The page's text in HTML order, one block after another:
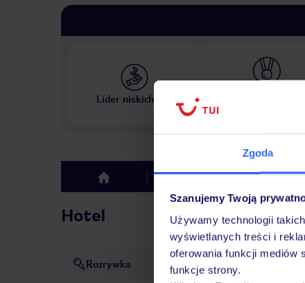
Zgoda
Szanujemy Twoją
Używamy technologii
wyświetlanych treści i
oferowania funkcji mediów
funkcje strony.
Lider niskich cen
top Hotel Opinie
Hotel
Rozrywka